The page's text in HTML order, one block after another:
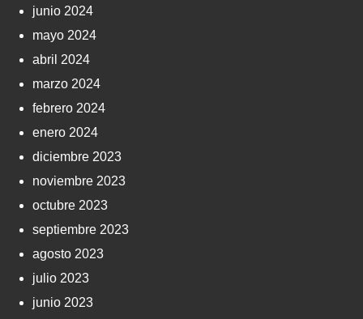
junio 2024
mayo 2024
abril 2024
marzo 2024
febrero 2024
enero 2024
diciembre 2023
noviembre 2023
octubre 2023
septiembre 2023
agosto 2023
julio 2023
junio 2023